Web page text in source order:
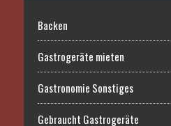
Backen
Gastrogeräte mieten
Gastronomie Sonstiges
Gebraucht Gastrogeräte